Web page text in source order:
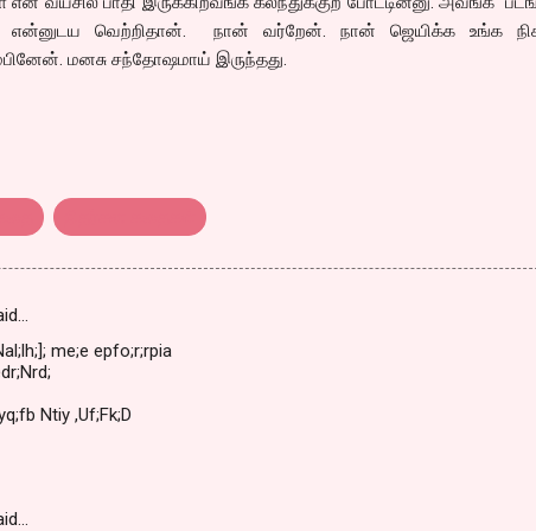
என்னுடய வெற்றிதான். நான் வர்றேன். நான் ஜெயிக்க உங்க
மனசு சந்தோஷமாய் இருந்தது.
me;e epfo;r;rpia
Ntiy ,Uf;Fk;D